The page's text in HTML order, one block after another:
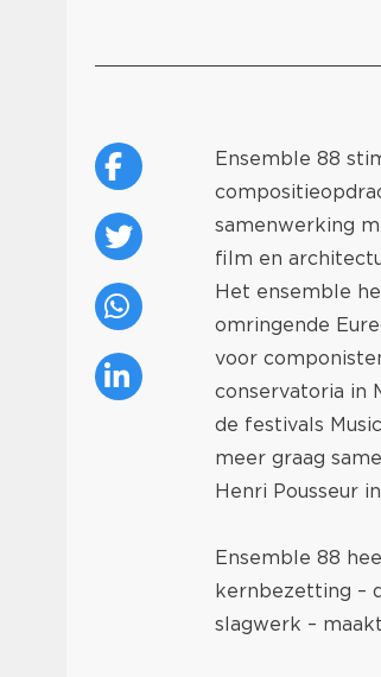
Ensemble 88
samenwerking
film en
Het ensemble
omringende
voor
conservatoria in
de festivals
meer graag
Henri Pousseur
Ensemble 88
kernbezetting –
slagwerk –